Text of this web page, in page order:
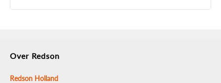
Over Redson
Redson Holland